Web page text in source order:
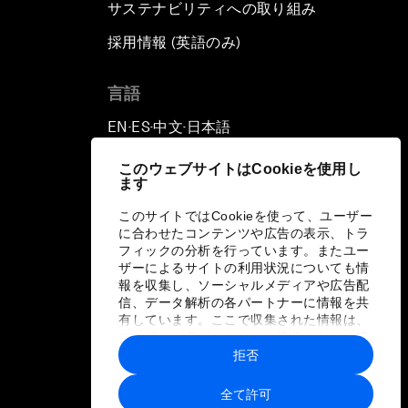
このウェブサイトはCookieを使用し
ます
このサイトではCookieを使って、ユーザー
に合わせたコンテンツや広告の表示、トラ
フィックの分析を行っています。またユー
ザーによるサイトの利用状況についても情
報を収集し、ソーシャルメディアや広告配
信、データ解析の各パートナーに情報を共
有しています。ここで収集された情報は、
ユーザーが各パートナーに提供した他の情
報や各パートナーのサービスを使用した際
に収集された情報と組み合わされ、各パー
トナーによって使用されることがありま
全て許可
拒否
サステナビリティへの取り組み
採用情報 (英語のみ)
言語
EN ▪ES▪中文▪ 日本語